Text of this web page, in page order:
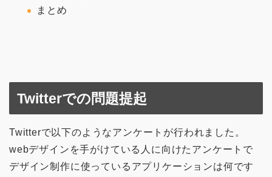
まとめ
Twitterでの問題提起
Twitterで以下のようなアンケートが行われました。
webデザインを手がけている人に向けたアンケートで
デザイン制作に使っているアプリケーションは何です